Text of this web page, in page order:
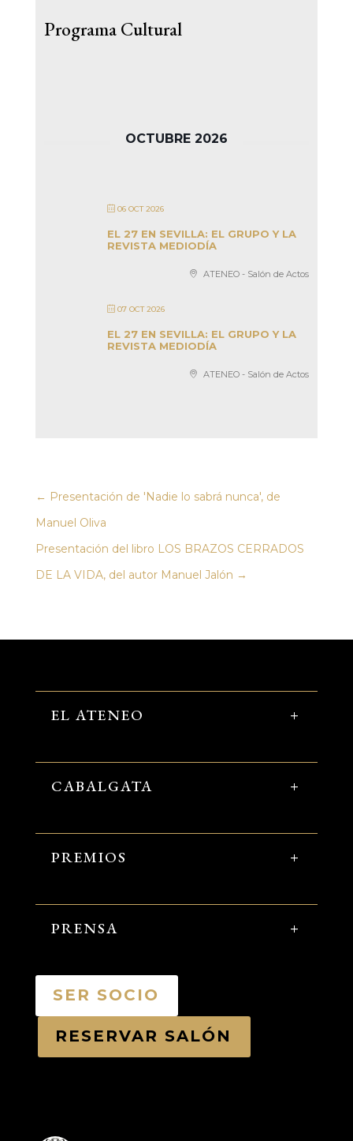
Programa Cultural
OCTUBRE 2026
06 OCT 2026
EL 27 EN SEVILLA: EL GRUPO Y LA
REVISTA MEDIODÍA
ATENEO - Salón de Actos
07 OCT 2026
EL 27 EN SEVILLA: EL GRUPO Y LA
REVISTA MEDIODÍA
ATENEO - Salón de Actos
← Presentación de 'Nadie lo sabrá nunca', de
Manuel Oliva
Presentación del libro LOS BRAZOS CERRADOS
DE LA VIDA, del autor Manuel Jalón →
EL ATENEO
CABALGATA
PREMIOS
PRENSA
SER SOCIO
RESERVAR SALÓN